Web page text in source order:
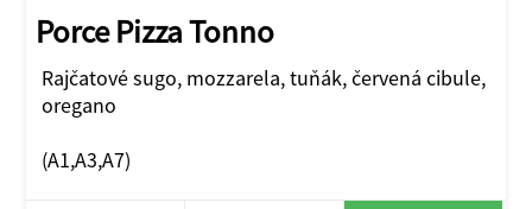
Porce Pizza Tonno
Rajčatové sugo, mozzarela, tuňák, červená cibule,
oregano
(A1,A3,A7)